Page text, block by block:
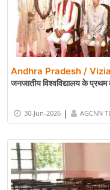
Andhra Pradesh /
जनजातीय विश्वविद्यालय के प्रथम
30-Jun-2026 | AGCNN